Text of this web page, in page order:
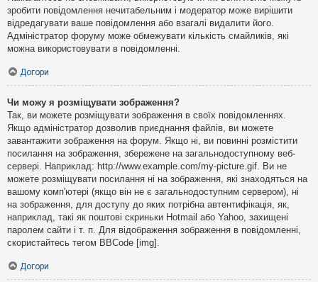
зробити повідомлення нечитабельним і модератор може вирішити
відредагувати ваше повідомлення або взагалі видалити його.
Адміністратор форуму може обмежувати кількість смайликів, які
можна використовувати в повідомленні.
Догори
Чи можу я розміщувати зображення?
Так, ви можете розміщувати зображення в своїх повідомленнях.
Якщо адміністратор дозволив приєднання файлів, ви можете
завантажити зображення на форум. Якщо ні, ви повинні розмістити
посилання на зображення, збережене на загальнодоступному веб-
сервері. Наприклад: http://www.example.com/my-picture.gif. Ви не
можете розміщувати посилання ні на зображення, які знаходяться на
вашому комп'ютері (якщо він не є загальнодоступним сервером), ні
на зображення, для доступу до яких потрібна автентифікація, як,
наприклад, такі як поштові скриньки Hotmail або Yahoo, захищені
паролем сайти і т. п. Для відображення зображення в повідомленні,
скористайтесь тегом BBCode [img].
Догори